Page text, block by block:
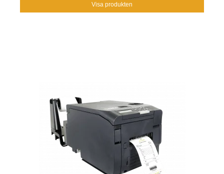
Visa produkten